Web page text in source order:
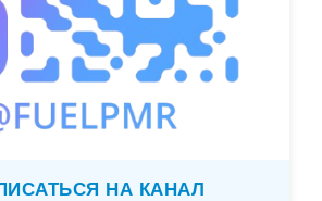
НА КАНАЛ